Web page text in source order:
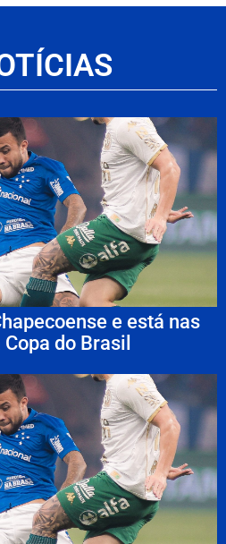
e está nas
do Brasil